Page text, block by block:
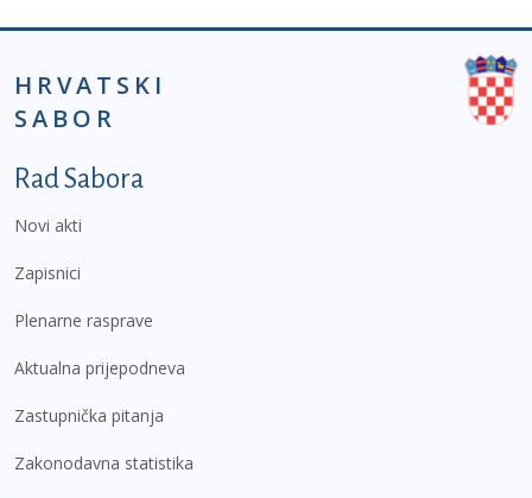
HRVATSKI
SABOR
Podnožje prvi izbornik
Rad Sabora
Novi akti
Zapisnici
Plenarne rasprave
Aktualna prijepodneva
Zastupnička pitanja
Zakonodavna statistika